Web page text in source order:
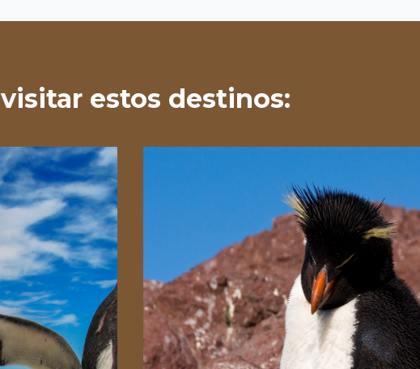
estos destinos: